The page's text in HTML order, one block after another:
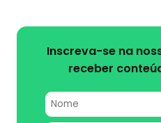
Inscreva-se na
receber